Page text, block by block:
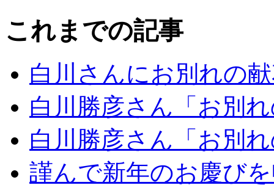
これまでの記事
白川さんにお別れの
白川勝彦さん「お別
白川勝彦さん「お別
謹んで新年のお慶び